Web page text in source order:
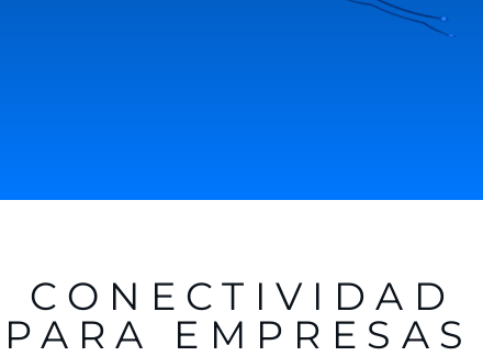
CONECTIVIDAD
EMPRESAS